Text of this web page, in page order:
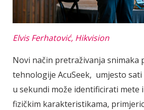
Elvis Ferhatović, Hikvision
Novi način pretraživanja snimaka
tehnologije AcuSeek, umjesto sati
u sekundi može identificirati mete
fizičkim karakteristikama,